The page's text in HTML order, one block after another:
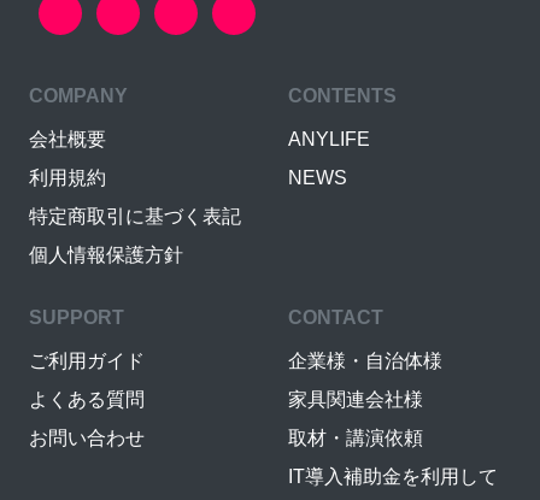
COMPANY
会社概要
利用規約
特定商取引に基づく表記
個人情報保護方針
CONTENTS
ANYLIFE
NEWS
SUPPORT
ご利用ガイド
よくある質問
お問い合わせ
CONTACT
企業様・自治体様
家具関連会社様
取材・講演依頼
IT導入補助金を利用して